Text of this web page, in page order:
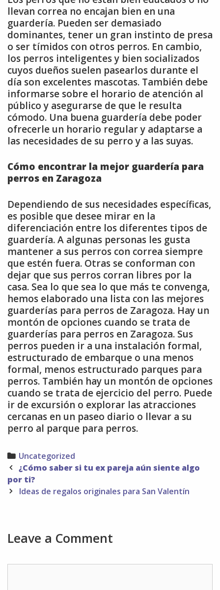
llevan correa no encajan bien en una
guardería. Pueden ser demasiado
dominantes, tener un gran instinto de presa
o ser tímidos con otros perros. En cambio,
los perros inteligentes y bien socializados
cuyos dueños suelen pasearlos durante el
día son excelentes mascotas. También debe
informarse sobre el horario de atención al
público y asegurarse de que le resulta
cómodo. Una buena guardería debe poder
ofrecerle un horario regular y adaptarse a
las necesidades de su perro y a las suyas.
Cómo encontrar la mejor guardería para
perros en Zaragoza
Dependiendo de sus necesidades específicas,
es posible que desee mirar en la
diferenciación entre los diferentes tipos de
guardería. A algunas personas les gusta
mantener a sus perros con correa siempre
que estén fuera. Otras se conforman con
dejar que sus perros corran libres por la
casa. Sea lo que sea lo que más te convenga,
hemos elaborado una lista con las mejores
guarderías para perros de Zaragoza. Hay un
montón de opciones cuando se trata de
guarderías para perros en Zaragoza. Sus
perros pueden ir a una instalación formal,
estructurado de embarque o una menos
formal, menos estructurado parques para
perros. También hay un montón de opciones
cuando se trata de ejercicio del perro. Puede
ir de excursión o explorar las atracciones
cercanas en un paseo diario o llevar a su
perro al parque para perros.
Categories
Uncategorized
Post
navigation
¿Cómo saber si tu ex pareja aún siente algo
por ti?
Ideas de regalos originales para San Valentín
Leave a Comment